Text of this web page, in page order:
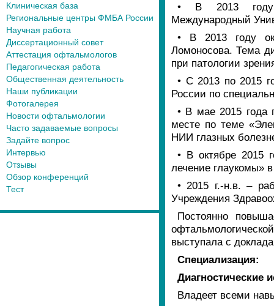
Клиническая база
Региональные центры ФМБА России
Научная работа
Диссертационный совет
Аттестация офтальмологов
Педагогическая работа
Общественная деятельность
Наши публикации
Фотогалерея
Новости офтальмологии
Часто задаваемые вопросы
Задайте вопрос
Интервью
Отзывы
Обзор конференций
Тест
• В 2013 году
Международный
• В 2013 году
Ломоносова. Тема
при патологии
• С 2013 по 2015
России по
• В мае 2015 года
месте по теме
НИИ глазных
• В октябре 2015
лечение
• 2015 г.-н.в. –
Учреждения
Постоянно
выступала с
Специализация:
Диагностические
Владеет всеми